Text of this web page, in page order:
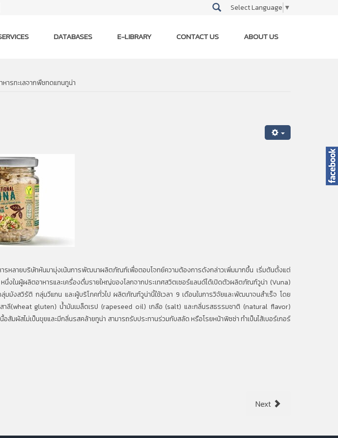
Select Language ▼
DATABASES E-LIBRARY CONTACT US ABOUT US
หารทะเลจากพืชทดแทนทูน่า
ยบริษัทหันมามุ่งเน้นการพัฒนาผลิตภัณฑ์เพื่อตอบโจทย์ความต้องการดังกล่าวเพิ่มมากขึ้น เริ่มต้นตั้งแต่
ในผู้ผลิตอาหารและเครื่องดื่มรายใหญ่ของโลกจากประเทศสวิตเซอร์แลนด์ได้เปิดตัวผลิตภัณฑ์วูน่า (Vuna)
มังสวิรัติ กลุ่มวีแกน และผู้บริโภคทั่วไป ผลิตภัณฑ์วูน่านี้ใช้เวลา 9 เดือนในการวิจัยและพัฒนาจนสําเร็จ โดย
ลี(wheat gluten) น้ํามันเมล็ดเรป (rapeseed oil) เกลือ (salt) และกลิ่นรสธรรมชาติ (natural flavor)
ผัสไม่เป็นขุยและมีกลิ่นรสคล้ายทูน่า สามารถรับประทานร่วมกับสลัด หรือโรยหน้าพิซซ่า ทําเป็นไส้เบอร์เกอร์
Next